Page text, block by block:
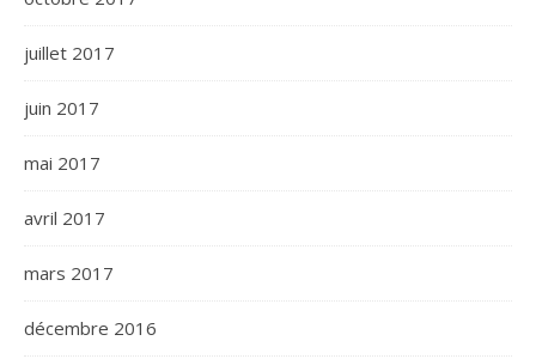
juillet 2017
juin 2017
mai 2017
avril 2017
mars 2017
décembre 2016